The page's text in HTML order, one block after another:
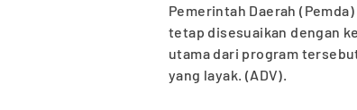
Pemerintah Daerah
tetap disesuaikan dengan
utama dari program
yang layak. (ADV).